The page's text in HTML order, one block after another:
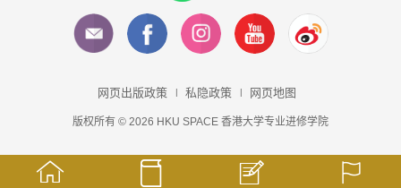
网页出版政策 私隐政策 网页地图
版权所有 © 2026 HKU SPACE 香港大学专业进修学院